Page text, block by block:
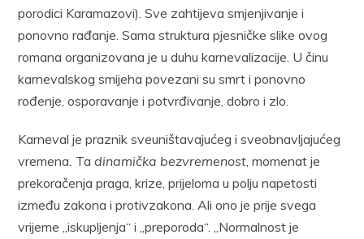
porodici Karamazovi). Sve zahtijeva smjenjivanje i
ponovno rađanje. Sama struktura pjesničke slike ovog
romana organizovana je u duhu karnevalizacije. U činu
karnevalskog smijeha povezani su smrt i ponovno
rođenje, osporavanje i potvrđivanje, dobro i zlo.
Karneval je praznik sveuništavajućeg i sveobnavljajućeg
vremena Tadinamička bezvremenost , momenat je
prekoračenja praga, krize, prijeloma u polju napetosti
između zakona i protivzakona. Ali ono je prije svega
vrijeme „iskupljenja“ i „preporoda“. „Normalnost je